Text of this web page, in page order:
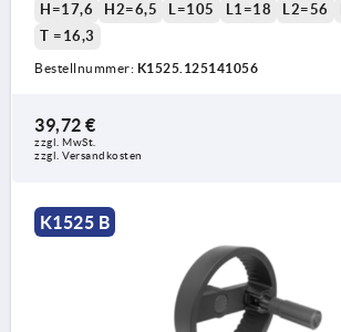
H=17,6
H2=6,5 L=105 L1=18 L2=56
T =16,3
Bestellnummer: K1525.125141056
39,72 €
zzgl. MwSt.
zzgl. Versandkosten
K1525 B